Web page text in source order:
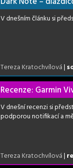
V dnešním článku si
Tereza Kratochvílová|
Recenze: Garmin
V dnešní recenzi si
podporou notifikací a
Tereza Kratochvílová|